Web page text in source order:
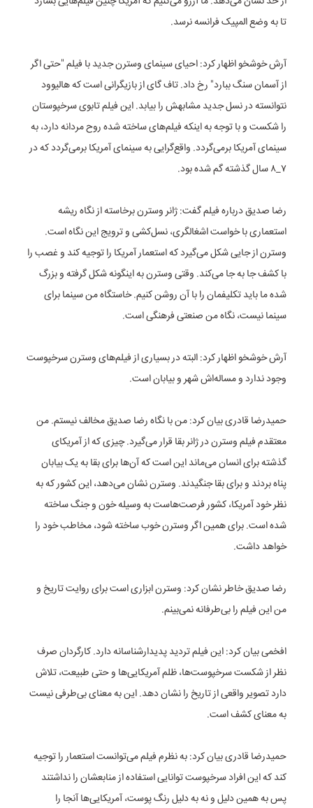
تا به وضع المپیک فرانسه نرسد.
آرش خوشخو اظهار کرد: احیای سینمای وسترن جدید با فیلم "حتی اگر
از آسمان سنگ ببارد" رخ داد. تاف گای از بازیگرانی است که هالیوود
نتوانسته در نسل جدید مشابهش را بیابد. این فیلم تابوی سرخپوستان
را شکست و با توجه به اینکه فیلم‌های ساخته شده روح مردانه دارد، به
سینمای آمریکا برمی‌گردد. واقع‌گرایی به سینمای آمریکا برمی‌گردد که در
۷_۸ سال گذشته گم شده بود.
رضا صدیق درباره فیلم گفت: ژانر وسترن برخاسته از نگاه ریشه
استعماری با خواست اشغالگری، نسل‌کشی و ترویج این نگاه است.
وسترن از جایی شکل می‌گیرد که استعمار آمریکا را توجیه کند و غصب را
با کشف جا به جا می‌کند. وقتی وسترن به اینگونه شکل گرفته و بزرگ
شده ما باید تکلیفمان را با آن روشن کنیم. خاستگاه من سینما برای
سینما نیست، نگاه من صنعتی فرهنگی است.
آرش خوشخو اظهار کرد: البته در بسیاری از فیلم‌های وسترن سرخپوست
وجود ندارد و مساله‌اش شهر و بیابان است.
حمیدرضا قادری بیان کرد: من با نگاه رضا صدیق مخالف نیستم. من
معتقدم فیلم وسترن در ژانر بقا قرار می‌گیرد. چیزی که از آمریکای
گذشته برای انسان می‌ماند این است که آن‌ها برای بقا به یک بیابان
پناه بردند و برای بقا جنگیدند. وسترن نشان می‌دهد، این کشور که به
نظر خود آمریکا، کشور فرصت‌هاست به وسیله خون و جنگ ساخته
شده است. برای همین اگر وسترن خوب ساخته شود، مخاطب خود را
خواهد داشت.
رضا صدیق خاطر نشان کرد: وسترن ابزاری است برای روایت تاریخ و
من این فیلم را بی‌طرفانه نمی‌بینم.
افخمی بیان کرد: این فیلم تردید پدیدارشناسانه دارد. کارگردان صرف
نظر از شکست سرخپوست‌ها، ظلم آمریکایی‌ها و حتی طبیعت، تلاش
دارد تصویر واقعی از تاریخ را نشان دهد. این به معنای بی‌طرفی نیست
به معنای کشف است.
حمیدرضا قادری بیان کرد: به نظرم فیلم می‌توانست استعمار را توجیه
کند که این افراد سرخپوست توانایی استفاده از منابعشان را نداشتند
پس به همین دلیل و نه به دلیل رنگ پوست، آمریکایی‌ها آنجا را